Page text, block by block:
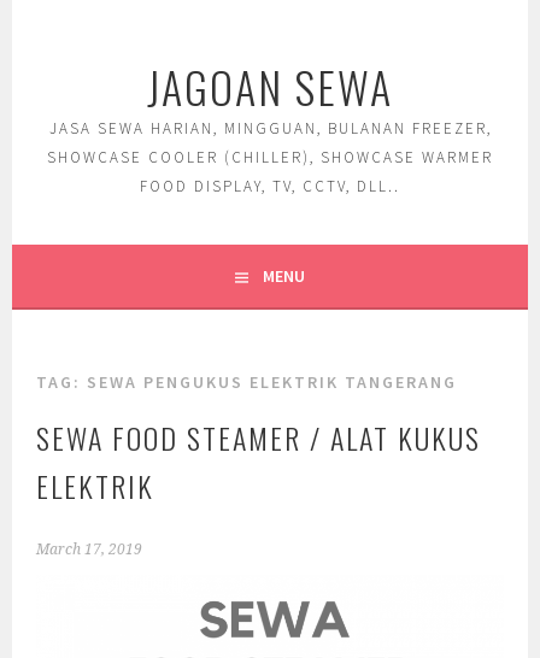
JAGOAN SEWA
JASA SEWA HARIAN, MINGGUAN, BULANAN FREEZER,
SHOWCASE COOLER (CHILLER), SHOWCASE WARMER
FOOD DISPLAY, TV, CCTV, DLL..
MENU
TAG: SEWA PENGUKUS ELEKTRIK TANGERANG
SEWA FOOD STEAMER / ALAT KUKUS
ELEKTRIK
March 17, 2019